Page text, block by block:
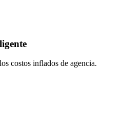
costos inflados de agencia.